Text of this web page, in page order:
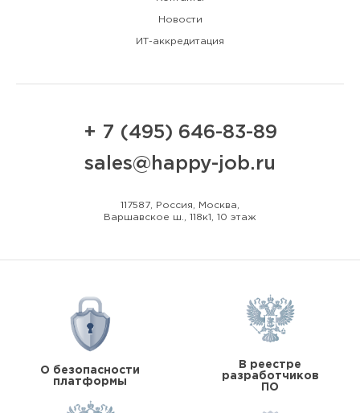
Новости
ИТ-аккредитация
+ 7 (495) 646-83-89
sales@happy-job.ru
117587, Россия, Москва,
Варшавское ш., 118к1, 10 этаж
О безопасности
платформы
В реестре
разработчиков
ПО